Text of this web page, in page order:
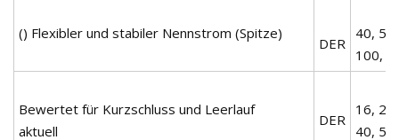
() Flexibler und stabiler Nennstrom (Spitze)
DER
40,
100,
Bewertet für Kurzschluss und Leerlauf
aktuell
DER
16,
40, 50